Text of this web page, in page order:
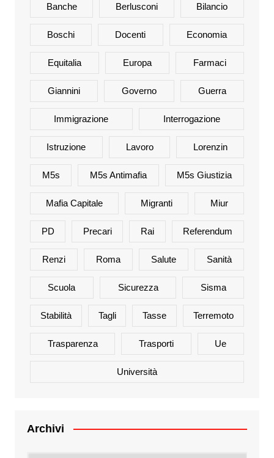
Banche Berlusconi Bilancio
Boschi Docenti Economia
Equitalia Europa Farmaci
Giannini Governo Guerra
Immigrazione Interrogazione
Istruzione Lavoro Lorenzin
M5s M5s Antimafia M5s Giustizia
Mafia Capitale Migranti Miur
PD Precari Rai Referendum
Renzi Roma Salute Sanità
Scuola Sicurezza Sisma
Stabilità Tagli Tasse Terremoto
Trasparenza Trasporti Ue
Università
Archivi